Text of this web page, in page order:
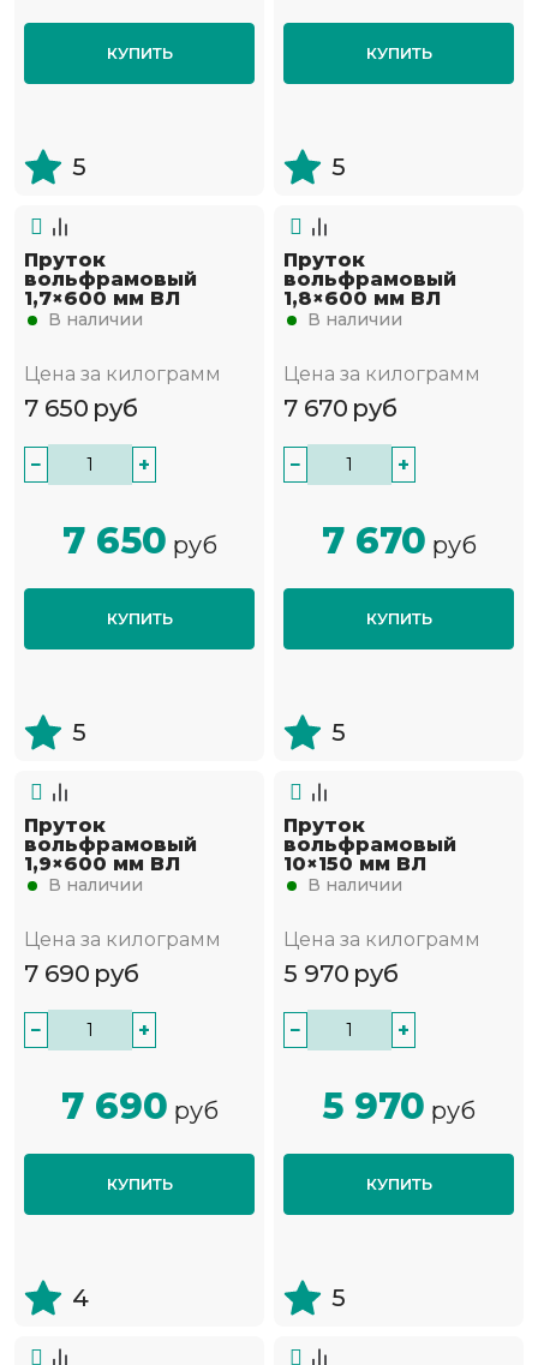
КУПИТЬ
5
КУПИТЬ
5
Пруток
вольфрамовый
1,7×600 мм ВЛ
В наличии
Цена за килограмм
7 650 руб
− +
7 650 руб
КУПИТЬ
5
Пруток
вольфрамовый
1,8×600 мм ВЛ
В наличии
Цена за килограмм
7 670 руб
− +
7 670 руб
КУПИТЬ
5
Пруток
вольфрамовый
1,9×600 мм ВЛ
В наличии
Цена за килограмм
7 690 руб
− +
7 690 руб
КУПИТЬ
4
Пруток
вольфрамовый
10×150 мм ВЛ
В наличии
Цена за килограмм
5 970 руб
− +
5 970 руб
КУПИТЬ
5